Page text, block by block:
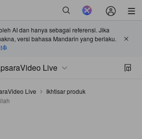
AI dan hanya sebagai referensi. Jika
versi bahasa Mandarin yang berlaku.
Live
Live
Ikhtisar produk